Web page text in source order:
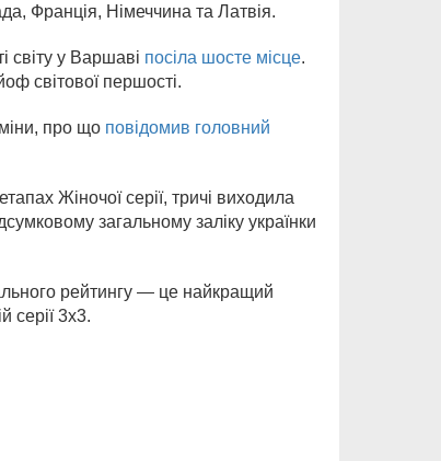
Франція, Німеччина та Латвія.
світу у Варшаві посіла шосте місце.
світової першості.
про що повідомив головний
Жіночої серії, тричі виходила
загальному заліку українки
рейтингу — це найкращий
серії 3х3.